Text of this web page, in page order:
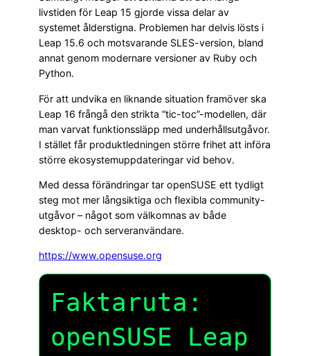
livstiden för Leap 15 gjorde vissa delar av
systemet ålderstigna. Problemen har delvis lösts i
Leap 15.6 och motsvarande SLES-version, bland
annat genom modernare versioner av Ruby och
Python.
För att undvika en liknande situation framöver ska
Leap 16 frångå den strikta “tic-toc”-modellen, där
man varvat funktionssläpp med underhållsutgåvor.
I stället får produktledningen större frihet att införa
större ekosystemuppdateringar vid behov.
Med dessa förändringar tar openSUSE ett tydligt
steg mot mer långsiktiga och flexibla community-
utgåvor – något som välkomnas av både
desktop- och serveranvändare.
https://www.opensuse.org
Faktaruta:
openSUSE Leap